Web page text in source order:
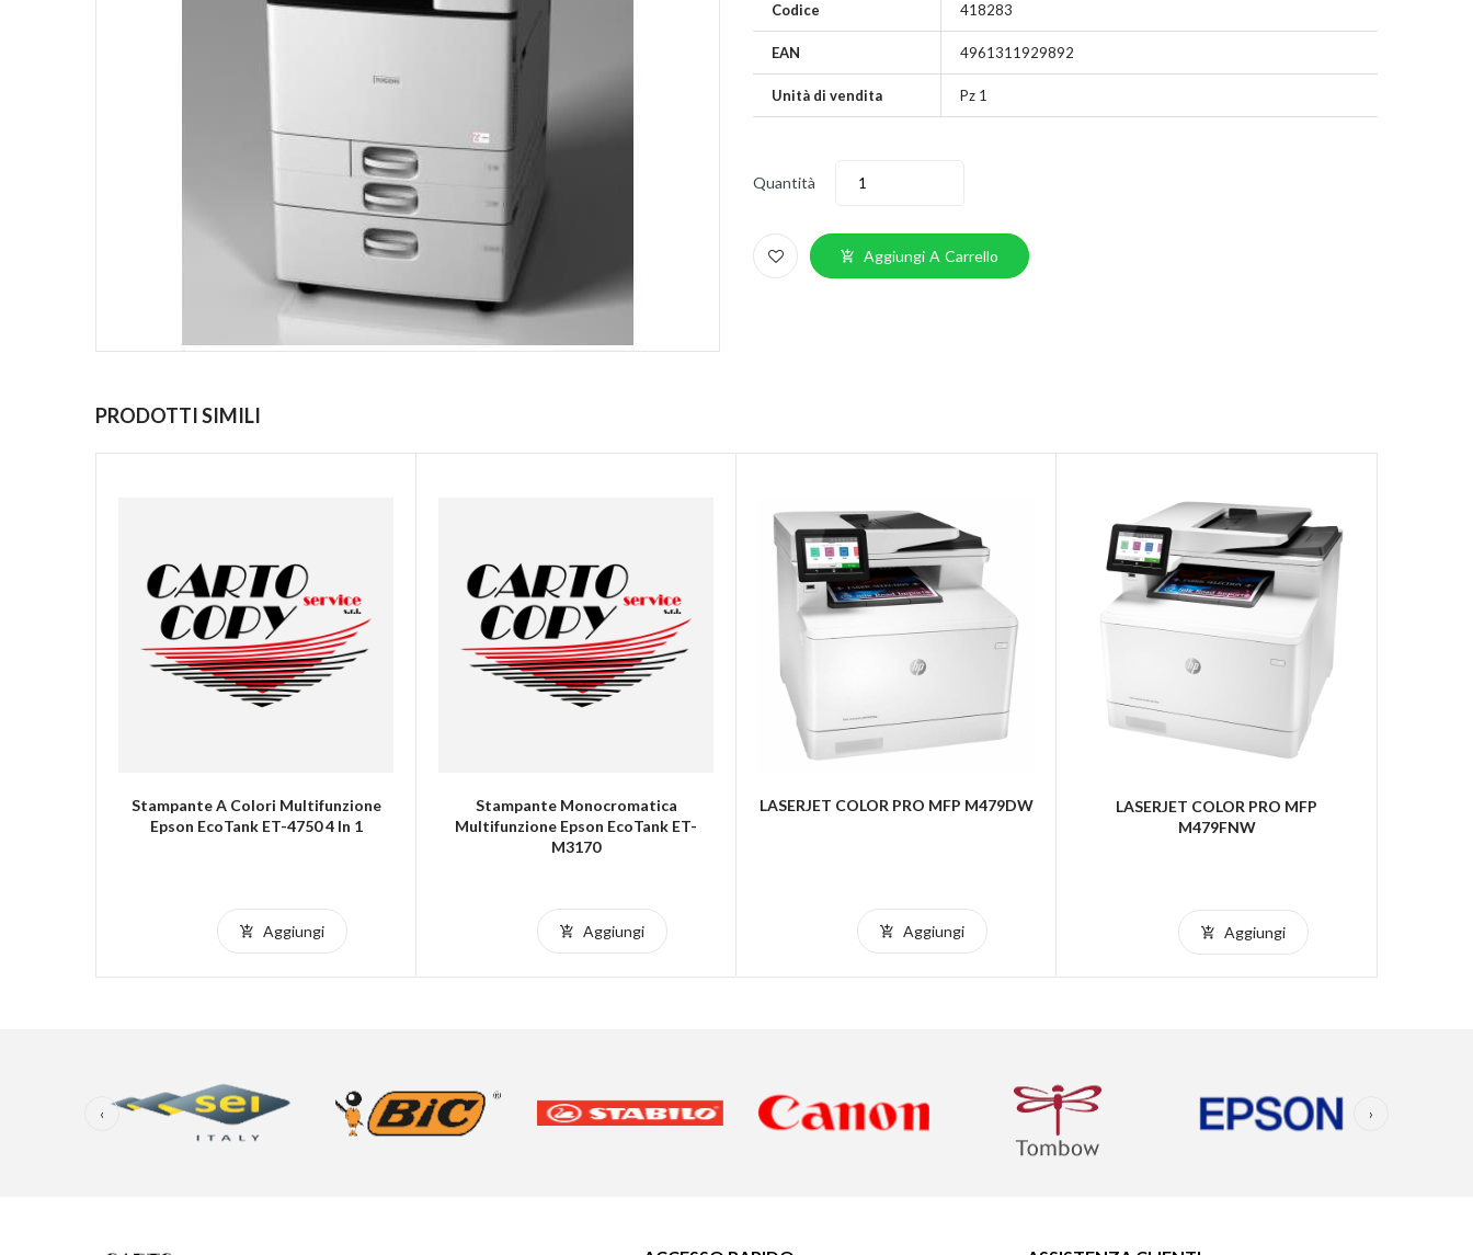
Codice 418283
EAN 4961311929892
Unità di vendita Pz 1
Quantità
Aggiungi A Carrello
PRODOTTI SIMILI
Stampante A Colori Multifunzione
Epson EcoTank ET-4750 4 In 1
Aggiungi
Stampante Monocromatica
Multifunzione Epson EcoTank ET-
M3170
Aggiungi
LASERJET COLOR PRO MFP M479DW
Aggiungi
LASERJET COLOR PRO MFP
M479FNW
Aggiungi
‹ ›